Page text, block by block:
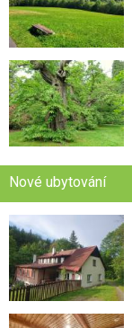
Nové ubytování